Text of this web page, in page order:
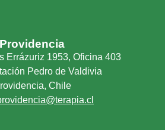
Providencia
Errázuriz 1953, Oficina 403
Pedro de Valdivia
Chile